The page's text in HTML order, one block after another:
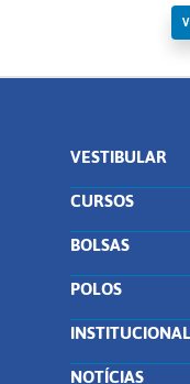
VESTIBULAR
CURSOS
BOLSAS
POLOS
INSTITUCIONAL
NOTÍCIAS